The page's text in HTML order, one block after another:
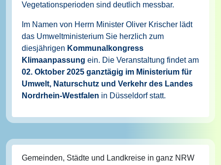
Vegetationsperioden sind deutlich messbar.
Im Namen von Herrn Minister Oliver Krischer lädt
das Umweltministerium Sie herzlich zum
diesjährigen Kommunalkongress
Klimaanpassung ein. Die Veranstaltung findet am
02. Oktober 2025 ganztägig im Ministerium für
Umwelt, Naturschutz und Verkehr des Landes
Nordrhein-Westfalen in Düsseldorf statt.
Gemeinden, Städte und Landkreise in ganz NRW